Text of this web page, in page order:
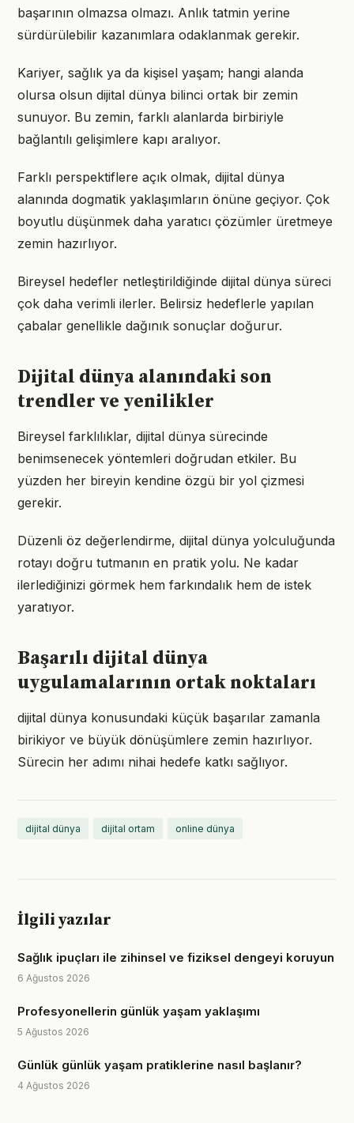
başarının olmazsa olmazı. Anlık tatmin yerine
sürdürülebilir kazanımlara odaklanmak gerekir.
Kariyer, sağlık ya da kişisel yaşam; hangi alanda
olursa olsun dijital dünya bilinci ortak bir zemin
sunuyor. Bu zemin, farklı alanlarda birbiriyle
bağlantılı gelişimlere kapı aralıyor.
Farklı perspektiflere açık olmak, dijital dünya
alanında dogmatik yaklaşımların önüne geçiyor. Çok
boyutlu düşünmek daha yaratıcı çözümler üretmeye
zemin hazırlıyor.
Bireysel hedefler netleştirildiğinde dijital dünya süreci
çok daha verimli ilerler. Belirsiz hedeflerle yapılan
çabalar genellikle dağınık sonuçlar doğurur.
Dijital dünya alanındaki son
trendler ve yenilikler
Bireysel farklılıklar, dijital dünya sürecinde
benimsenecek yöntemleri doğrudan etkiler. Bu
yüzden her bireyin kendine özgü bir yol çizmesi
gerekir.
Düzenli öz değerlendirme, dijital dünya yolculuğunda
rotayı doğru tutmanın en pratik yolu. Ne kadar
ilerlediğinizi görmek hem farkındalık hem de istek
yaratıyor.
Başarılı dijital dünya
uygulamalarının ortak noktaları
dijital dünya konusundaki küçük başarılar zamanla
birikiyor ve büyük dönüşümlere zemin hazırlıyor.
Sürecin her adımı nihai hedefe katkı sağlıyor.
dijital dünya dijital ortam online dünya
İlgili yazılar
Sağlık ipuçları ile zihinsel ve fiziksel dengeyi koruyun
6 Ağustos 2026
Profesyonellerin günlük yaşam yaklaşımı
5 Ağustos 2026
Günlük günlük yaşam pratiklerine nasıl başlanır?
4 Ağustos 2026